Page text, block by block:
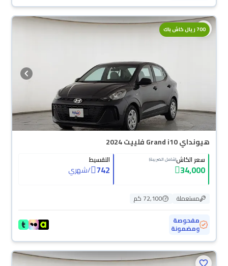
700 ريال كاش باك
هيونداي Grand i10 فلييت 2024
سعر الكاش(شامل الضريبة)
34,000
التقسيط
742
/شهري
مستعملة
72,100 كم
مفحوصة
ومضمونة